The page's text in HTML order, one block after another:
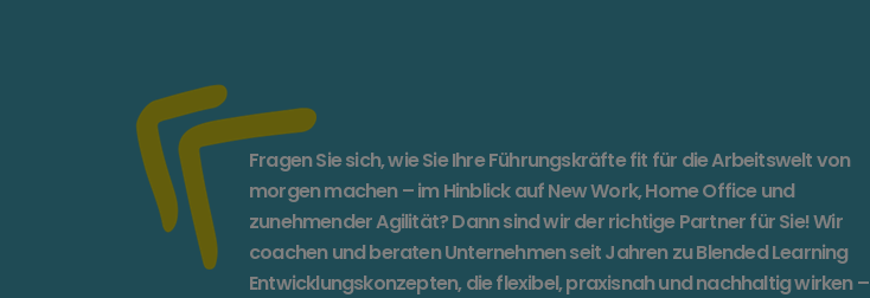
Fragen Sie sich, wie Sie Ihre Führungskräfte fit für die Arbeitswelt von
morgen machen – im Hinblick auf New Work, Home Office und
zunehmender Agilität? Dann sind wir der richtige Partner für Sie! Wir
coachen und beraten Unternehmen seit Jahren zu Blended Learning
Entwicklungskonzepten, die flexibel, praxisnah und nachhaltig wirken –